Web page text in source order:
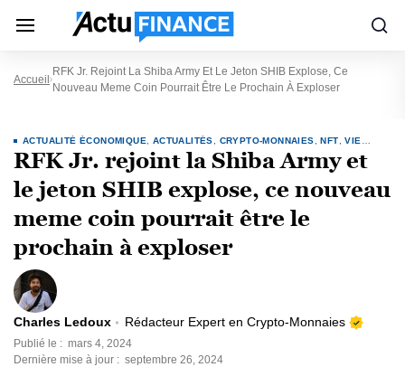
Accueil
RFK Jr. Rejoint La Shiba Army Et Le Jeton SHIB Explose, Ce
Nouveau Meme Coin Pourrait Être Le Prochain À Exploser
ACTUALITÉ ÉCONOMIQUE ACTUALITÉS CRYPTO-MONNAIES ,NFT ,VIE
POLITIQUE
RFK Jr. rejoint la Shiba Army et
le jeton SHIB explose, ce nouveau
meme coin pourrait être le
prochain à exploser
Charles Ledoux Rédacteur Expert en Crypto-Monnaies
Publié le : mars 4, 2024
Dernière mise à jour : septembre 26, 2024